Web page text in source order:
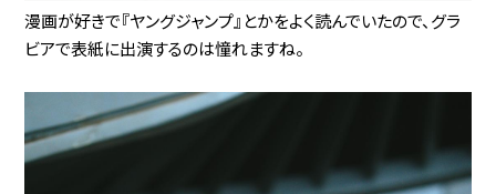
漫画が好きで『ヤングジャンプ』とかをよく読んでいたので、グラ
ビアで表紙に出演するのは憧れますね。